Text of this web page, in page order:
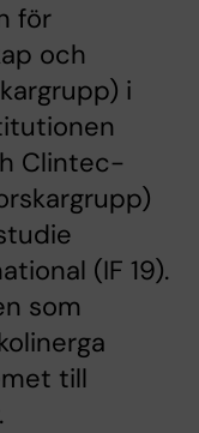
för
och
i
Clintec-
(IF 19).
som
till